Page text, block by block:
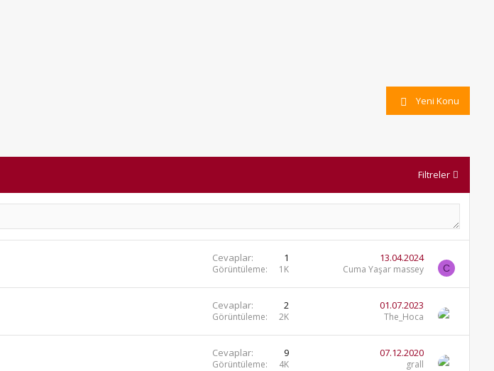
Yeni Konu
Filtreler
Cevaplar 1
Görüntüleme 1K
13.04.2024
Cuma Yaşar massey C
Cevaplar 2
Görüntüleme 2K
01.07.2023
The_Hoca
Cevaplar 9
Görüntüleme 4K
07.12.2020
grall